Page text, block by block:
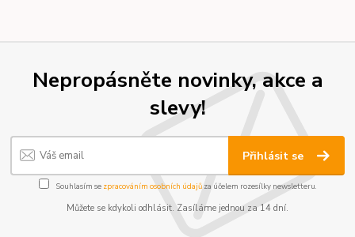
Nepropásněte novinky, akce a
slevy!
Přihlásit se
Souhlasím se zpracováním osobních údajůza účelem rozesílky newsletteru.
Můžete se kdykoli odhlásit. Zasíláme jednou za 14 dní.